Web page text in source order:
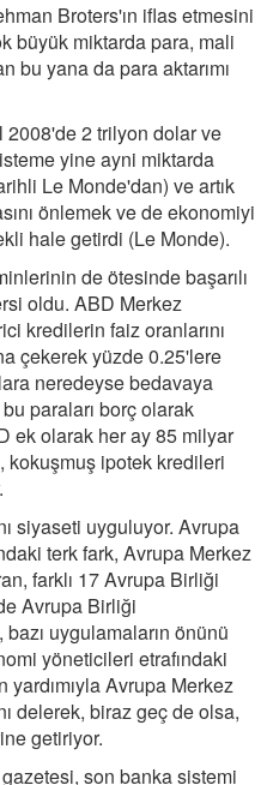
Broters'ın iflas etmesini
büyük miktarda para, mali
bu yana da para aktarımı
2008'de 2 trilyon dolar ve
yine ayni miktarda
Le Monde'dan) ve artık
önlemek ve de ekonomiyi
hale getirdi (Le Monde).
de ötesinde başarılı
oldu. ABD Merkez
kredilerin faiz oranlarını
çekerek yüzde 0.25'lere
neredeyse bedavaya
paraları borç olarak
ek olarak her ay 85 milyar
ipotek kredileri
siyaseti uyguluyor. Avrupa
terk fark, Avrupa Merkez
farklı 17 Avrupa Birliği
Avrupa Birliği
uygulamaların önünü
yöneticileri etrafındaki
yardımıyla Avrupa Merkez
delerek, biraz geç de olsa,
getiriyor.
son banka sistemi